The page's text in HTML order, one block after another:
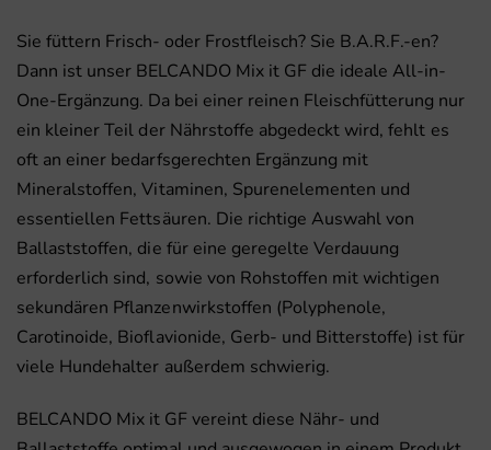
Sie füttern Frisch- oder Frostfleisch? Sie B.A.R.F.-en?
Dann ist unser BELCANDO Mix it GF die ideale All-in-
One-Ergänzung. Da bei einer reinen Fleischfütterung nur
ein kleiner Teil der Nährstoffe abgedeckt wird, fehlt es
oft an einer bedarfsgerechten Ergänzung mit
Mineralstoffen, Vitaminen, Spurenelementen und
essentiellen Fettsäuren. Die richtige Auswahl von
Ballaststoffen, die für eine geregelte Verdauung
erforderlich sind, sowie von Rohstoffen mit wichtigen
sekundären Pflanzenwirkstoffen (Polyphenole,
Carotinoide, Bioflavionide, Gerb- und Bitterstoffe) ist für
viele Hundehalter außerdem schwierig.
BELCANDO Mix it GF vereint diese Nähr- und